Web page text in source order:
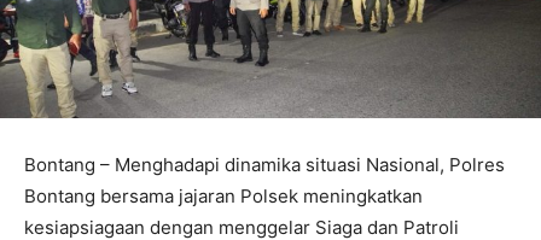
Bontang – Menghadapi dinamika situasi Nasional, Polres
Bontang bersama jajaran Polsek meningkatkan
kesiapsiagaan dengan menggelar Siaga dan Patroli